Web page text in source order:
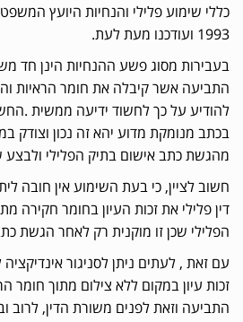
כללי שימוע פלילי והנחיות היועץ
1993 ועודכנו מעת לעת.
בעבירות מסוג פשע ההנחיות הינן חד
התביעה אשר קיבלה את חומר הראיות
להודיע על כך לחשוד ידיעה ממשית
בכתב מנומקת מדוע יהא זה נכון וצודק
מהגשת כתב אישום בתיק הפלילי ולבצע
חשוב לציין, כי בעת השימוע אין חובה
הפלילי שכן זו מוקנית רק לאחר הגשת
עם זאת , לעתים ניתן לסניגור אינדיקציה
זכות עיון במקום ללא צילום מתוך חומר
התביעה וזאת לפנים משורת הדין, לרוב